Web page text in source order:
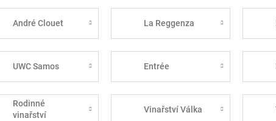
André Clouet La Reggenza
UWC Samos Entrée
Rodinné
vinařství
Vinařství Válka